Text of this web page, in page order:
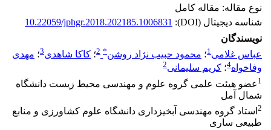
نوع مقاله: مقاله کامل
شناسه دیجیتال (DOI):
10.22059/jphgr.2018.202185.1006831
نویسندگان
عباس غلامی1؛ محمود حبیب نژاد روشن*
2؛ کاکا شاهدی3؛ مهدی
وفاخواه4؛ کریم سلیمانی2
1 عضو هیئت‏ علمی گروه علوم و مهندسی محیط زیست دانشگاه
شمال آمل
2 استاد گروه مهندسی آبخیزداری دانشگاه علوم کشاورزی و منابع
طبیعی ساری